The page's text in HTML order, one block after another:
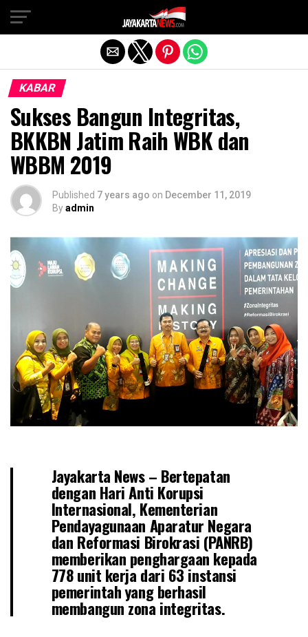
KABAR
Sukses Bangun Integritas,
BKKBN Jatim Raih WBK dan
WBBM 2019
Published 7 years ago on December 11, 2019
Byadmin
Jayakarta News – Bertepatan
dengan Hari Anti Korupsi
Internasional, Kementerian
Pendayagunaan Aparatur Negara
dan Reformasi Birokrasi (PANRB)
memberikan penghargaan kepada
778 unit kerja dari 63 instansi
pemerintah yang berhasil
membangun zona integritas.
Exit mobile version